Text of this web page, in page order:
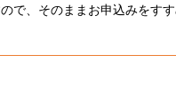
、そのままお申込みをすす